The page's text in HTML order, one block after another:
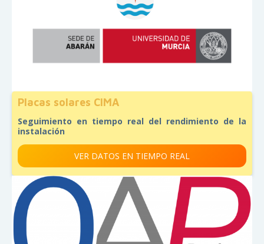
Placas solares CIMA
Seguimiento en tiempo real del rendimiento de la
instalación
VER DATOS EN TIEMPO REAL